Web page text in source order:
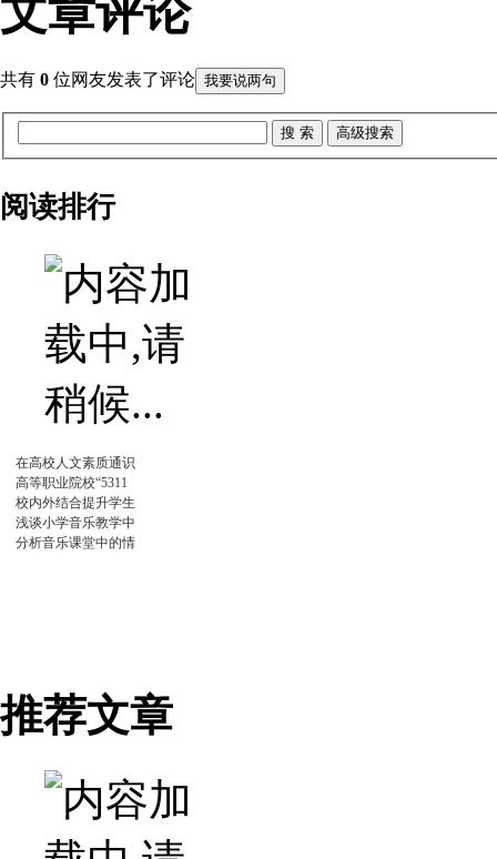
文章评论
共有 0 位网友发表了评论 我要说两句
阅读排行
在高校人文素质通识
高等职业院校“5311
校内外结合提升学生
浅谈小学音乐教学中
分析音乐课堂中的情
推荐文章